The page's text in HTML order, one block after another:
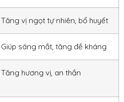
Tăng vị ngọt tự nhiên, bổ huyết
Giúp sáng mắt, tăng đề kháng
Tăng hương vị, an thần